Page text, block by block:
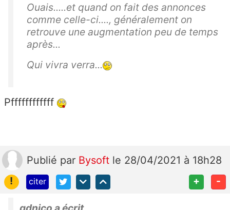
Ouais.....et quand on fait des annonces
comme celle-ci...., généralement on
retrouve une augmentation peu de temps
après...
Qui vivra verra...
Pffffffffffff
Publié par Bysoft le 28/04/2021 à 18h28
!
citer + -